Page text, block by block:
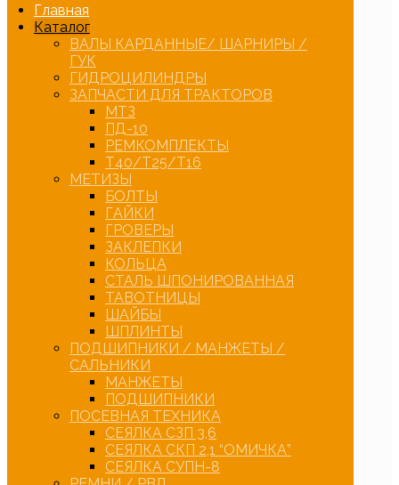
Главная
Каталог
ВАЛЫ КАРДАННЫЕ/ ШАРНИРЫ /
ГУК
ГИДРОЦИЛИНДРЫ
ЗАПЧАСТИ ДЛЯ ТРАКТОРОВ
МТЗ
ПД-10
РЕМКОМПЛЕКТЫ
Т40/Т25/Т16
МЕТИЗЫ
БОЛТЫ
ГАЙКИ
ГРОВЕРЫ
ЗАКЛЕПКИ
КОЛЬЦА
СТАЛЬ ШПОНИРОВАННАЯ
ТАВОТНИЦЫ
ШАЙБЫ
ШПЛИНТЫ
ПОДШИПНИКИ / МАНЖЕТЫ /
САЛЬНИКИ
МАНЖЕТЫ
ПОДШИПНИКИ
ПОСЕВНАЯ ТЕХНИКА
СЕЯЛКА СЗП 3,6
СЕЯЛКА СКП 2,1 “ОМИЧКА”
СЕЯЛКА СУПН-8